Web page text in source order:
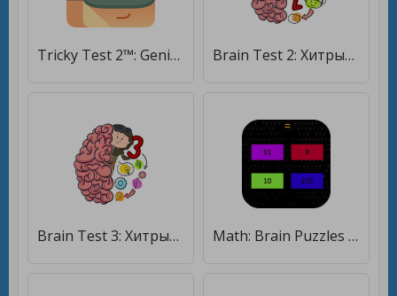
Tricky Test 2™: Genius Brain? [Мод меню] Brain Test 2: Хитрые Рассказы [Бесплатные покупки]
Brain Test 3: Xитрые квесты [Мод меню] Math: Brain Puzzles [Много монет]